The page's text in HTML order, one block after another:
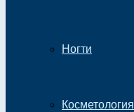
Ногти
Косметология